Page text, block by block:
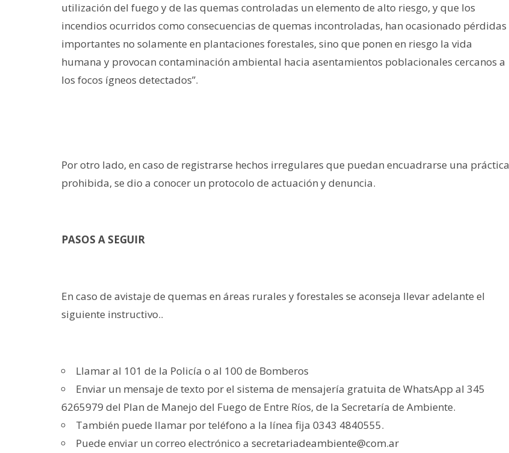
utilización del fuego y de las quemas controladas un elemento de alto riesgo, y que los
incendios ocurridos como consecuencias de quemas incontroladas, han ocasionado pérdidas
importantes no solamente en plantaciones forestales, sino que ponen en riesgo la vida
humana y provocan contaminación ambiental hacia asentamientos poblacionales cercanos a
los focos ígneos detectados”.
Por otro lado, en caso de registrarse hechos irregulares que puedan encuadrarse una práctica
prohibida, se dio a conocer un protocolo de actuación y denuncia.
PASOS A SEGUIR
En caso de avistaje de quemas en áreas rurales y forestales se aconseja llevar adelante el
siguiente instructivo..
Llamar al 101 de la Policía o al 100 de Bomberos
Enviar un mensaje de texto por el sistema de mensajería gratuita de WhatsApp al 345
6265979 del Plan de Manejo del Fuego de Entre Ríos, de la Secretaría de Ambiente.
También puede llamar por teléfono a la línea fija 0343 4840555.
Puede enviar un correo electrónico a secretariadeambiente@com.ar